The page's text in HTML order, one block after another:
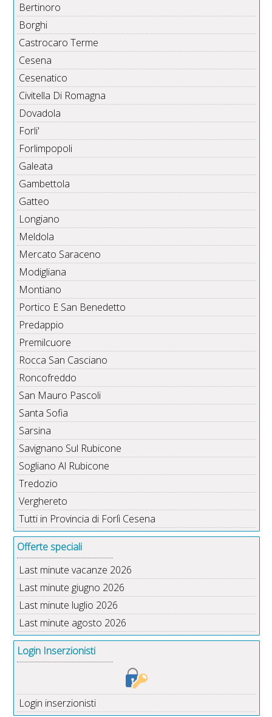
Bertinoro
Borghi
Castrocaro Terme
Cesena
Cesenatico
Civitella Di Romagna
Dovadola
Forli'
Forlimpopoli
Galeata
Gambettola
Gatteo
Longiano
Meldola
Mercato Saraceno
Modigliana
Montiano
Portico E San Benedetto
Predappio
Premilcuore
Rocca San Casciano
Roncofreddo
San Mauro Pascoli
Santa Sofia
Sarsina
Savignano Sul Rubicone
Sogliano Al Rubicone
Tredozio
Verghereto
Tutti in Provincia di Forlì Cesena
Offerte speciali
Last minute vacanze 2026
Last minute giugno 2026
Last minute luglio 2026
Last minute agosto 2026
Login Inserzionisti
Login inserzionisti